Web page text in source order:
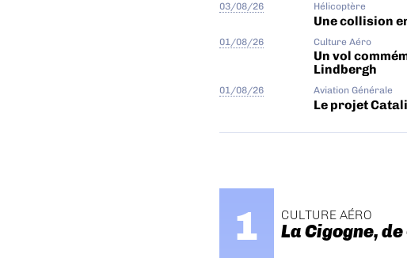
03/08/26 Hélicoptère
Une collision
01/08/26 Culture Aéro
Un vol
Lindbergh
01/08/26 Aviation Générale
Le projet
CULTURE AÉRO
La Cigogne,